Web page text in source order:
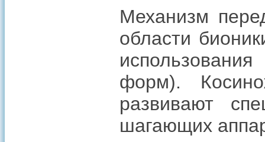
Механизм
области
форм).
развивают
шагающих